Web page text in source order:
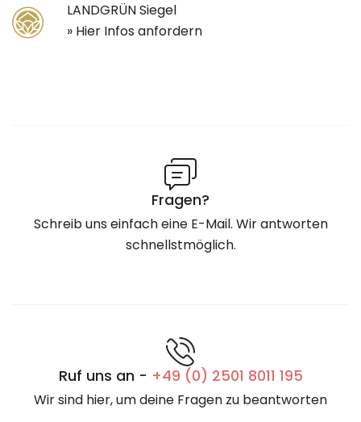
LANDGRÜN Siegel
» Hier Infos anfordern
Fragen?
Schreib uns einfach eine E-Mail. Wir antworten
schnellstmöglich.
Ruf uns an - +49 (0) 2501 8011 195
Wir sind hier, um deine Fragen zu beantworten